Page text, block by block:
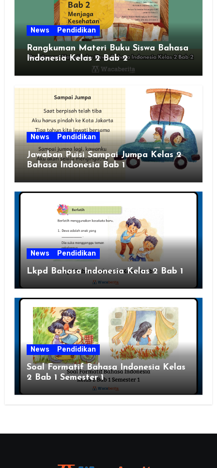
News Pendidikan
Rangkuman Materi Buku Siswa Bahasa
Indonesia Kelas 2 Bab 2
News Pendidikan
Jawaban Puisi Sampai Jumpa Kelas 2
Bahasa Indonesia Bab 1
News Pendidikan
Lkpd Bahasa Indonesia Kelas 2 Bab 1
News Pendidikan
Soal Formatif Bahasa Indonesia Kelas
2 Bab 1 Semester 1